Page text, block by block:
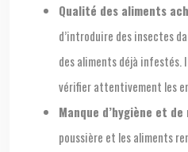
Qualité des aliments
d’introduire des insectes
des aliments déjà infestés.
vérifier attentivement les
Manque d’hygiène et
poussière et les aliments